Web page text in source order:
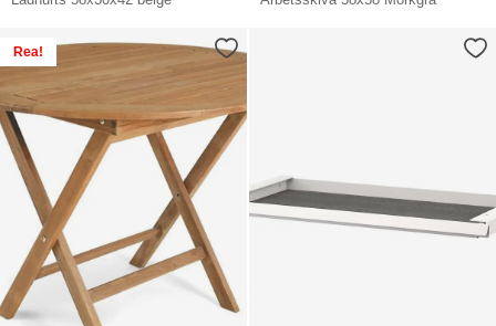
Rea!